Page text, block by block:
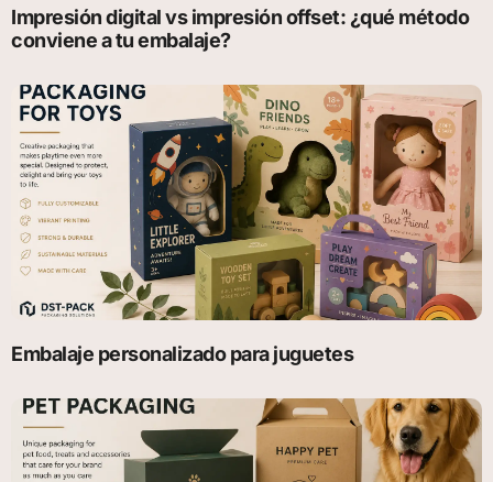
Impresión digital vs impresión offset: ¿qué método
conviene a tu embalaje?
Embalaje personalizado para juguetes